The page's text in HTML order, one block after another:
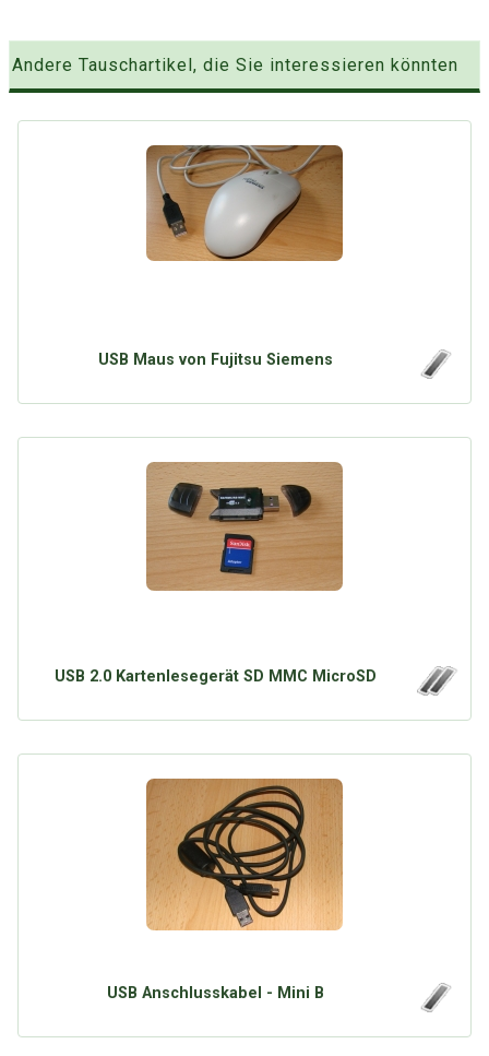
Andere Tauschartikel, die Sie interessieren könnten
USB Maus von Fujitsu Siemens
USB 2.0 Kartenlesegerät SD MMC MicroSD
USB Anschlusskabel - Mini B